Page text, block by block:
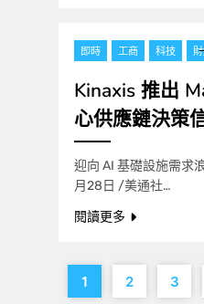
即時 工商 科技
Kinaxis 推出
心供應鏈決策
迎向 AI 基礎設施需求
月28日 /美通社…
閱讀更多
1 2 3